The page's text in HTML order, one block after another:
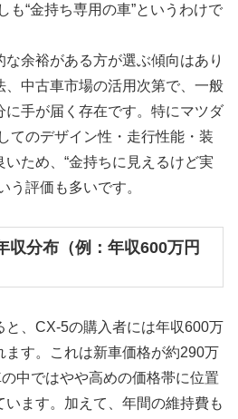
も“金持ち専用の車”というわけで
余裕がある方が選ぶ傾向はあり
、中古車市場の活用次第で、一般
に手が届く存在です。特にマツダ
てのデザイン性・走行性能・装
ため、“金持ちに見えるけど実
う評価も多いです。
収分布（例：年収600万円
と、CX-5の購入者には年収600万
ます。これは新車価格が約290万
中ではやや高めの価格帯に位置
います。加えて、年間の維持費も